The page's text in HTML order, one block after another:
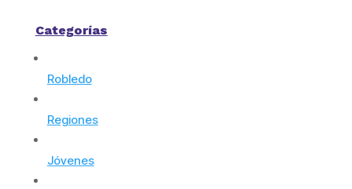
Categorías
Robledo
Regiones
Jóvenes